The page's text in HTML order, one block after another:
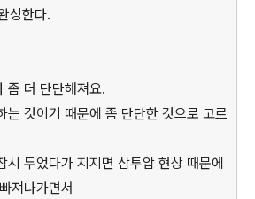
성한다.
좀 더 단단해져요.
는 것이기 때문에 좀 단단한 것으로 고르
시 두었다가 지지면 삼투압 현상 때문에
져나가면서